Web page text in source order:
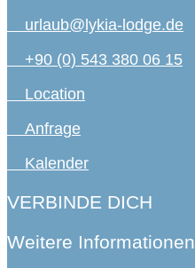
urlaub@lykia-lodge.de
+90 (0) 543 380 06 15
Location
Anfrage
Kalender
VERBINDE DICH
Weitere Informationen